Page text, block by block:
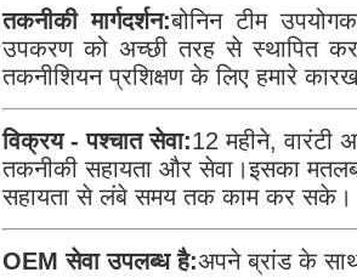
तकनीकी मार्गदर्शन:बोनिन टीम
उपकरण को अच्छी तरह से स्थापित
तकनीशियन प्रशिक्षण के लिए हमारे
विक्रय - पश्चात सेवा:12 महीने, वारंटी
तकनीकी सहायता और सेवा।इसका
सहायता से लंबे समय तक काम कर सके।
OEM सेवा उपलब्ध है:अपने ब्रांड के